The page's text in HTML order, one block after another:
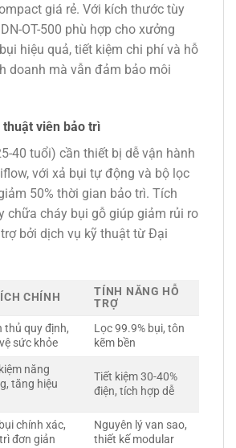
giá rẻ. Với kích thước tùy
OT-500 phù hợp cho xưởng
hiệu quả, tiết kiệm chi phí và hỗ
doanh mà vẫn đảm bảo môi
viên bảo trì
40 tuổi) cần thiết bị dễ vận hành
với xả bụi tự động và bộ lọc
50% thời gian bảo trì. Tích
chữa cháy bụi gỗ giúp giảm rủi ro
bởi dịch vụ kỹ thuật từ Đại
CHÍNH
TÍNH NĂNG HỖ
TRỢ
thủ quy định,
sức khỏe
Lọc 99.9% bụi, tôn
kẽm bền
năng
tăng hiệu
Tiết kiệm 30-40%
điện, tích hợp dễ
chính xác,
đơn giản
Nguyên lý van sao,
thiết kế modular